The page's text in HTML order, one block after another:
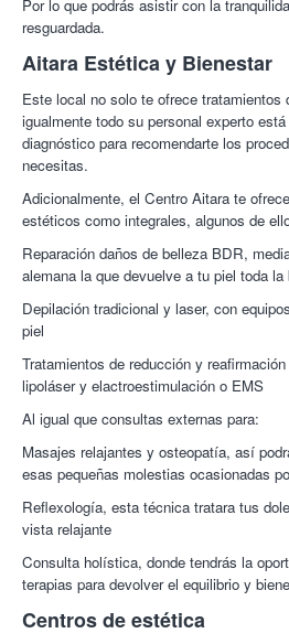
¡Lo mejor para ti está en Colectivia!
Por lo que podrás asistir con la
resguardada.
Aitara Estética y Bienestar
Este local no solo te ofrece tratamientos
igualmente todo su personal experto
diagnóstico para recomendarte los
necesitas.
Adicionalmente, el Centro Aitara te
estéticos como integrales, algunos de
Reparación daños de belleza BDR,
alemana la que devuelve a tu piel toda
Depilación tradicional y laser, con
piel
Tratamientos de reducción y
lipoláser y elactroestimulación o EMS
Al igual que consultas externas para:
Masajes relajantes y osteopatía, así
esas pequeñas molestias ocasionadas
Reflexología, esta técnica tratara tus
vista relajante
Consulta holística, donde tendrás la
terapias para devolver el equilibrio y
Centros de estética